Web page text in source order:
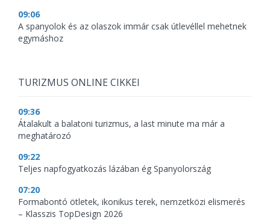
09:06
A spanyolok és az olaszok immár csak útlevéllel mehetnek
egymáshoz
TURIZMUS ONLINE CIKKEI
09:36
Átalakult a balatoni turizmus, a last minute ma már a
meghatározó
09:22
Teljes napfogyatkozás lázában ég Spanyolország
07:20
Formabontó ötletek, ikonikus terek, nemzetközi elismerés
– Klasszis TopDesign 2026